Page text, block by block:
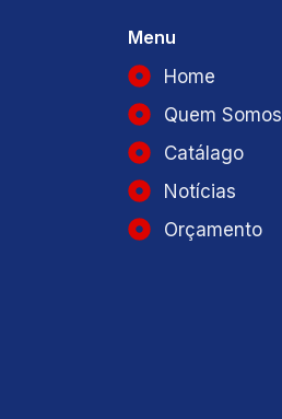
Menu
Home
Quem Somos
Catálago
Notícias
Orçamento